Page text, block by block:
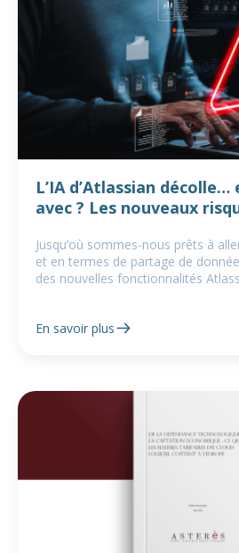
L’IA d’Atlassian
avec ? Les nouveaux
Jusqu’où sommes-nous prêts à
et en termes de partage de
des nouvelles fonctionnalités
En savoir plus